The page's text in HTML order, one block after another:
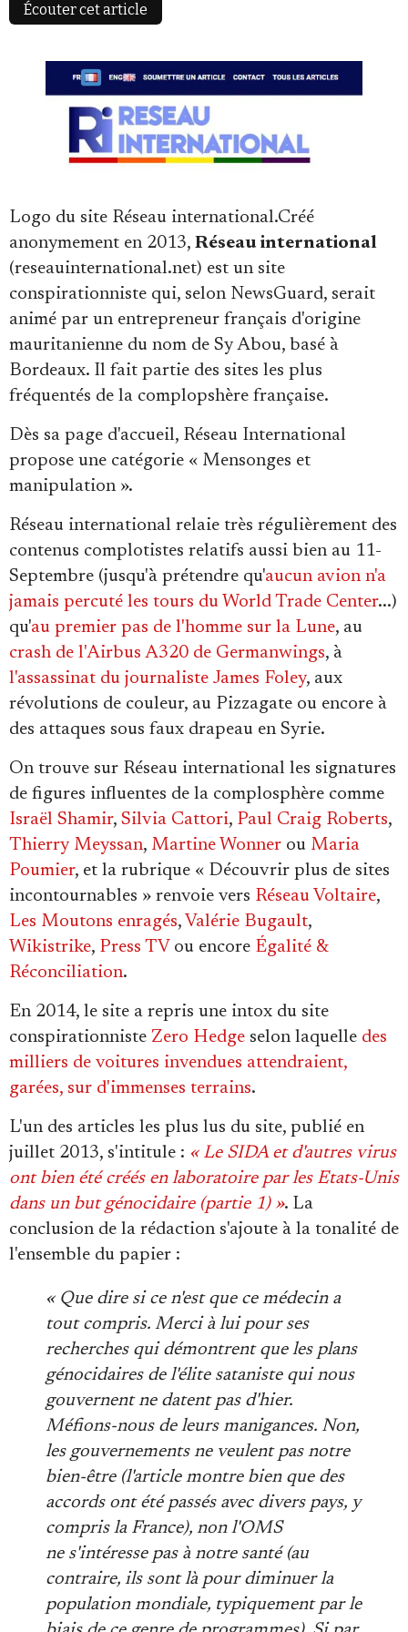
Faire un don
Demander à Vera
Écouter cet article
Logo du site Réseau international.Créé
anonymement en 2013, Réseau international
(reseauinternational.net) est un site
conspirationniste qui, selon NewsGuard, serait
animé par un entrepreneur français d'origine
mauritanienne du nom de Sy Abou, basé à
Bordeaux. Il fait partie des sites les plus
fréquentés de la complopshère française.
Dès sa page d'accueil, Réseau International
propose une catégorie « Mensonges et
manipulation ».
Réseau international relaie très régulièrement des
contenus complotistes relatifs aussi bien au 11-
Septembre (jusqu'à prétendre qu'aucun avion n'a
jamais percuté les tours du World Trade Center...)
qu'au premier pas de l'homme sur la Lune, au
crash de l'Airbus A320 de Germanwings, à
l'assassinat du journaliste James Foley, aux
révolutions de couleur, au Pizzagate ou encore à
des attaques sous faux drapeau en Syrie.
On trouve sur Réseau international les signatures
de figures influentes de la complosphère comme
Israël Shamir, Silvia Cattori, Paul Craig Roberts,
Thierry Meyssan, Martine Wonner ou Maria
Poumier, et la rubrique « Découvrir plus de sites
incontournables » renvoie vers Réseau Voltaire,
Les Moutons enragés, Valérie Bugault,
Wikistrike, Press TV ou encore Égalité &
Réconciliation.
En 2014, le site a repris une intox du site
conspirationniste Zero Hedge selon laquelle des
milliers de voitures invendues attendraient,
garées, sur d'immenses terrains.
L'un des articles les plus lus du site, publié en
juillet 2013, s'intitule : « Le SIDA et d'autres virus
ont bien été créés en laboratoire par les Etats-Unis
dans un but génocidaire (partie 1) ». La
conclusion de la rédaction s'ajoute à la tonalité de
l'ensemble du papier :
« Que dire si ce n'est que ce médecin a
tout compris. Merci à lui pour ses
recherches qui démontrent que les plans
génocidaires de l'élite sataniste qui nous
gouvernent ne datent pas d'hier.
Méfions-nous de leurs manigances. Non,
les gouvernements ne veulent pas notre
bien-être (l'article montre bien que des
accords ont été passés avec divers pays, y
compris la France), non l'OMS
ne s'intéresse pas à notre santé (au
contraire, ils sont là pour diminuer la
population mondiale, typiquement par le